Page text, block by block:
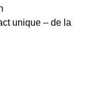
unique – de la